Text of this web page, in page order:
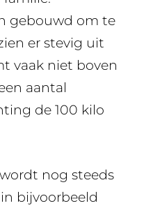
gebouwd om te
er stevig uit
vaak niet boven
aantal
de 100 kilo
nog steeds
bijvoorbeeld